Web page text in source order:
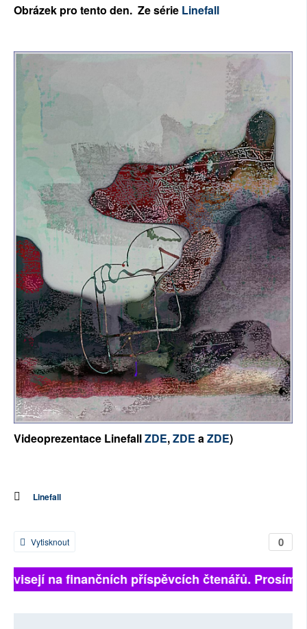
SOCIÁLNÍ SÍTĚ
RUBRIKY
PLNÁ VERZE STRÁNEK
Obrázek pro tento den. Zesérie Linefall
Videoprezentace LinefallZDE,ZDE a ZDE)
Linefall
0
Vytisknout
na finančních příspěvcích čtenářů. Prosíme,